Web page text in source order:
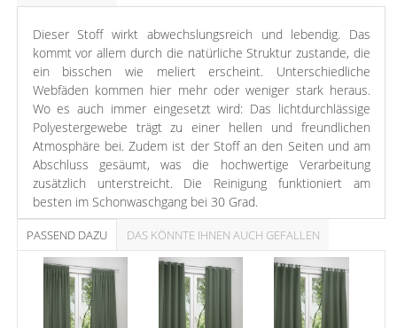
Dieser Stoff wirkt abwechslungsreich und lebendig. Das
kommt vor allem durch die natürliche Struktur zustande, die
ein bisschen wie meliert erscheint. Unterschiedliche
Webfäden kommen hier mehr oder weniger stark heraus.
Wo es auch immer eingesetzt wird: Das lichtdurchlässige
Polyestergewebe trägt zu einer hellen und freundlichen
Atmosphäre bei. Zudem ist der Stoff an den Seiten und am
Abschluss gesäumt, was die hochwertige Verarbeitung
zusätzlich unterstreicht. Die Reinigung funktioniert am
besten im Schonwaschgang bei 30 Grad.
Die ausgewogene Verbindung von Petrol und Beige sorgt für
eine schöne Balance. Ein frischer und ein milder Ton
ergänzen sich perfekt und verleihen dem Raum ein
wohltuendes, naturverbundenes Flair, das zum Entspannen
einlädt, zum Einfach mal die Seele baumeln lassen. Tiefes
PASSEND DAZU DAS KÖNNTE IHNEN AUCH GEFALLEN